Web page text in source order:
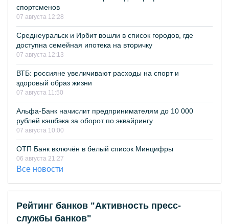
спортсменов
07 августа 12:28
Среднеуральск и Ирбит вошли в список городов, где
доступна семейная ипотека на вторичку
07 августа 12:13
ВТБ: россияне увеличивают расходы на спорт и
здоровый образ жизни
07 августа 11:50
Альфа-Банк начислит предпринимателям до 10 000
рублей кэшбэка за оборот по эквайрингу
07 августа 10:00
ОТП Банк включён в белый список Минцифры
06 августа 21:27
Все новости
Рейтинг банков "Активность пресс-
службы банков"